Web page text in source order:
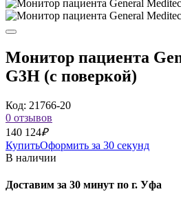
Монитор пациента
G3H (с поверкой)
Код: 21766-20
0 отзывов
140 124₽
КупитьОформить за 30 секунд
В наличии
Доставим за 30 минут по г. Уфа